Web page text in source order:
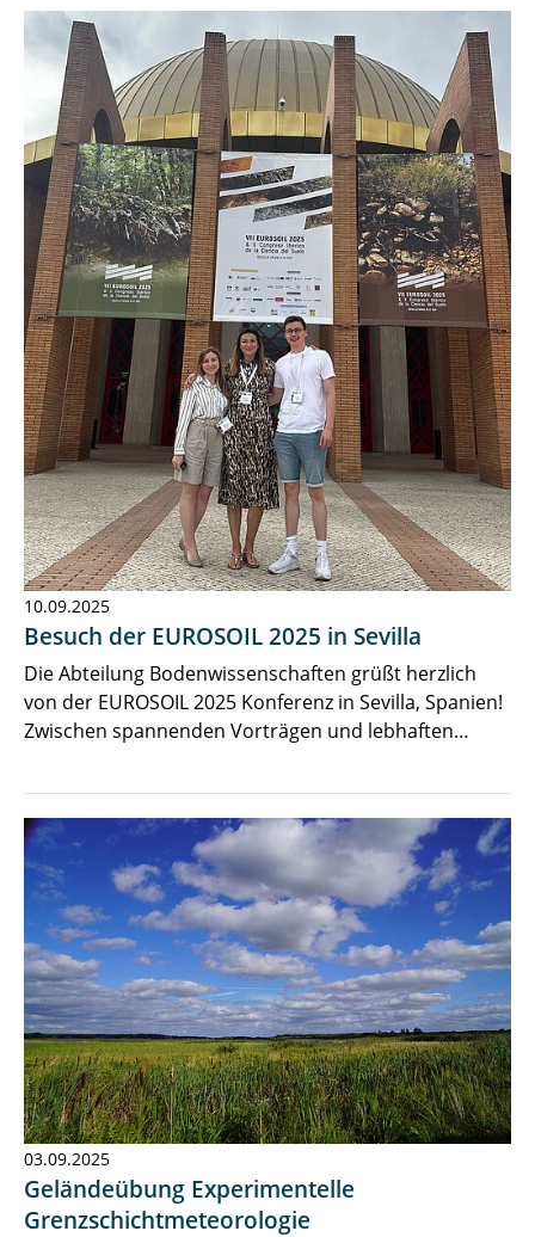
10.09.2025
Besuch der EUROSOIL 2025 in Sevilla
Die Abteilung Bodenwissenschaften grüßt herzlich
von der EUROSOIL 2025 Konferenz in Sevilla, Spanien!
Zwischen spannenden Vorträgen und lebhaften…
03.09.2025
Geländeübung Experimentelle
Grenzschichtmeteorologie